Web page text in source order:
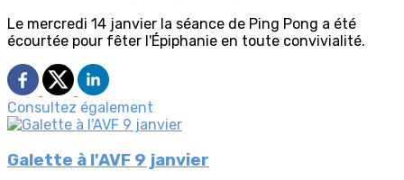
Le mercredi 14 janvier la séance de Ping Pong a été
écourtée pour fêter l'Épiphanie en toute convivialité.
Consultez également
Galette à l'AVF 9 janvier